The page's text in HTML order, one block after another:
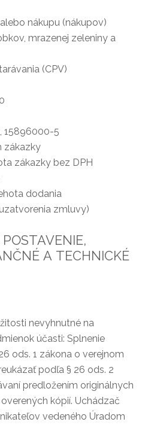
nákupu (nákupov)
mrazenej zeleniny a
(CPV)
15896000-5
zákazky
zákazky bez DPH
dodania
zmluvy)
A TECHNICKÉ
nevyhnutné na
účasti: Splnenie
ods. 1 zákona o verejnom
podľa § 26 ods. 2
predložením originálnych
kópií. Uchádzač
vedeného Úradom